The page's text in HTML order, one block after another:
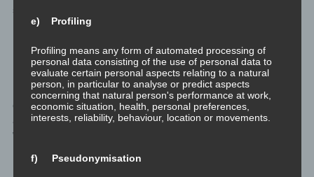
sie Eigenverabtwortung unterbindet, sind Kennzeichen dieser
Lehrer.
Der tamassige Lehrer
Der tamassige Lehrer verbreitet eine falsche Lehre, die sich in
der Regel über die Zeit häufig ändert, und sich derart durchaus
auch selbst widerspricht. Der Lehrer wird dies durch seine rapide
Weiterentwicklung rechtfertigen.
e) Profiling
Profiling means any form of automated processing of
personal data consisting of the use of personal data to
evaluate certain personal aspects relating to a natural
person, in particular to analyse or predict aspects
concerning that natural person's performance at work,
economic situation, health, personal preferences,
interests, reliability, behaviour, location or movements.
f) Pseudonymisation